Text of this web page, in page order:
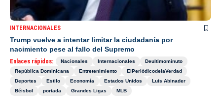
INTERNACIONALES
Trump vuelve a intentar limitar la ciudadanía por
nacimiento pese al fallo del Supremo
Enlaces rápidos: Nacionales Internacionales
Deultimominuto
República Dominicana
Entretenimiento
ElPeriódicodelaVerdad
Deportes
Estilo Economía Estados Unidos
Luis Abinader
Béisbol
portada Grandes Ligas MLB